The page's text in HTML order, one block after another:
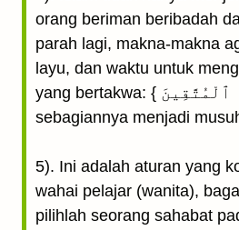
orang beriman beribadah
parah lagi, makna-makna
layu, dan waktu untuk
yang bertakwa: { ٱلْأَخِلَّآءُ يَوْمَئِذٍۭ بَعْضُهُمْ لِبَعْضٍ عَدُوٌّ إِلَّا ٱلْمُتَّقِينَ } "Teman-teman akrab pada hari itu
sebagiannya menjadi
5). Ini adalah aturan yang
wahai pelajar (wanita),
pilihlah seorang sahabat